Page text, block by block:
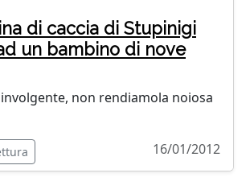
di caccia di Stupinigi
un bambino di nove
non rendiamola noiosa
16/01/2012